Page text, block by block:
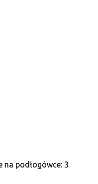
na podłogówce: 3